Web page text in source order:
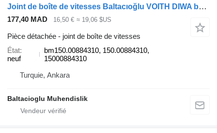
Joint de boîte de vitesses Baltacıoğlu VOITH DIWA bm150.00884310 pour bus
177,40 MAD 16,50 € ≈ 19,06 $US
Pièce détachée - joint de boîte de vitesses
État
neuf
bm150.00884310, 150.00884310,
15000884310
Turquie, Ankara
Baltacioglu Muhendislik